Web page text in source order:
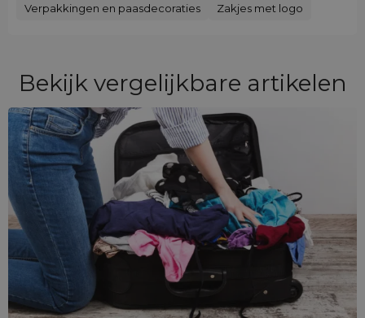
Verpakkingen en paasdecoraties
Zakjes met logo
Bekijk vergelijkbare artikelen